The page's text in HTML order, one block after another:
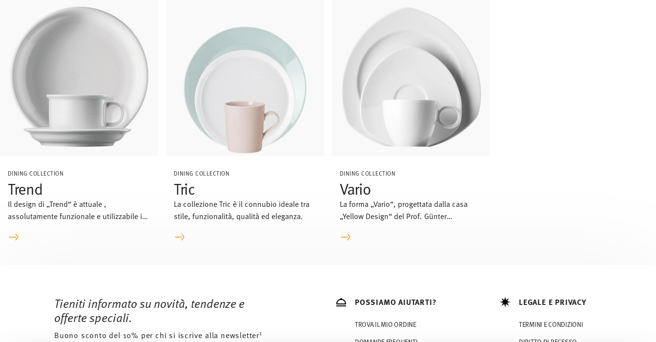
DINING COLLECTION
Trend
Il design di „Trend“ è attuale ,
assolutamente funzionale e utilizzabile in
internazionale. Thomas Trend è il servizio
DINING COLLECTION
Tric
La collezione Tric è il connubio ideale tra
stile, funzionalità, qualità ed eleganza.
DINING COLLECTION
Vario
La forma „Vario“, progettata dalla casa
„Yellow Design“ del Prof. Günter
sinonimo di modernità e design
Tieniti informato su novità, tendenze e
offerte speciali.
Buono sconto del 10% per chi si iscrive alla newsletter1
POSSIAMO AIUTARTI?
TROVA IL MIO ORDINE
LEGALE E PRIVACY
TERMINI E CONDIZIONI